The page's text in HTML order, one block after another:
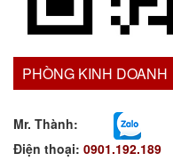
PHÒNG KINH DOANH
Mr. Thành:
Điện thoại: 0901.192.189